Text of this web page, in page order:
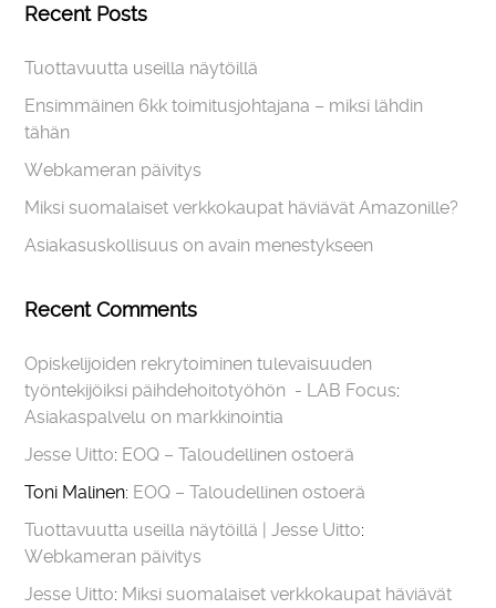
Recent Posts
Tuottavuutta useilla näytöillä
Ensimmäinen 6kk toimitusjohtajana – miksi lähdin
tähän
Webkameran päivitys
Miksi suomalaiset verkkokaupat häviävät Amazonille?
Asiakasuskollisuus on avain menestykseen
Recent Comments
Opiskelijoiden rekrytoiminen tulevaisuuden
työntekijöiksi päihdehoitotyöhön - LAB Focus:
Asiakaspalvelu on markkinointia
Jesse Uitto: EOQ – Taloudellinen ostoerä
Toni Malinen: EOQ – Taloudellinen ostoerä
Tuottavuutta useilla näytöillä | Jesse Uitto:
Webkameran päivitys
Jesse Uitto: Miksi suomalaiset verkkokaupat häviävät